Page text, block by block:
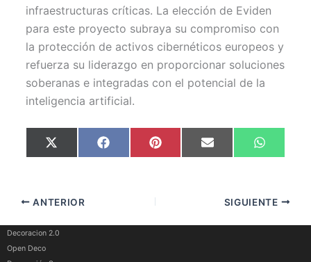
infraestructuras críticas. La elección de Eviden
para este proyecto subraya su compromiso con
la protección de activos cibernéticos europeos y
refuerza su liderazgo en proporcionar soluciones
soberanas e integradas con el potencial de la
inteligencia artificial.
Compartir
en
X
(
t
t
r
)
Compartir
en
F
a
Compartir
en
P
i
t
Compartir
en
E
m en
W
h
A
p
ANTERIOR SIGUIENTE
Decoracion 2.0
Open Deco